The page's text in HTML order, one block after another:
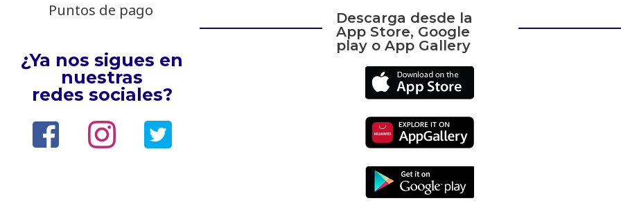
Puntos de pago
¿Ya nos sigues en
nuestras
redes sociales?
Descarga desde la
App Store, Google
play o App Gallery